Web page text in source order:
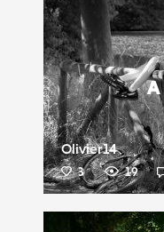
Olivier14
3 19